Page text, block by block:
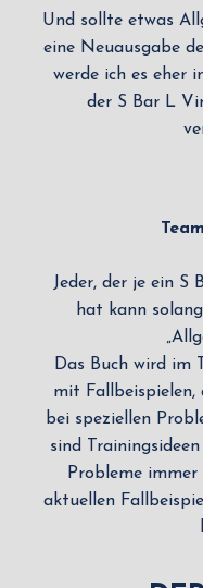
Und sollte etwas
eine Neuausgabe
werde ich es eher
der S Bar L
Jeder, der je ein S
hat kann
Das Buch wird im
mit Fallbeispielen,
bei speziellen
sind
Probleme
aktuellen